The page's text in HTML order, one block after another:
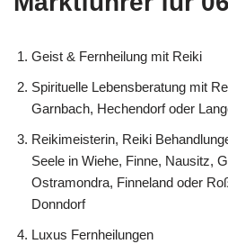
Geist & Fernheilung mit Reiki
Spirituelle Lebensberatung mit
Garnbach, Hechendorf oder
Reikimeisterin, Reiki
Seele in Wiehe, Finne, Nausitz,
Ostramondra, Finneland oder
Donndorf
Luxus Fernheilungen